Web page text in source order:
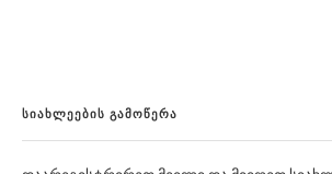
ᲡᲘᲐᲮᲚᲔᲔᲑᲘᲡ ᲒᲐᲛᲝᲬᲔᲠᲐ